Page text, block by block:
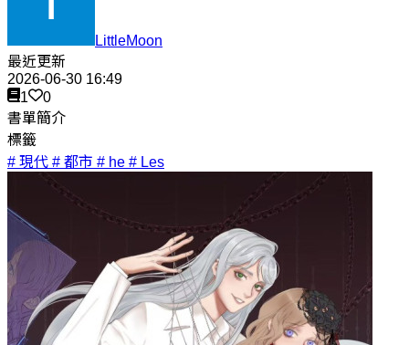
LittleMoon
最近更新
2026-06-30 16:49
1
0
書單簡介
標籤
# 現代 # 都市 # he # Les